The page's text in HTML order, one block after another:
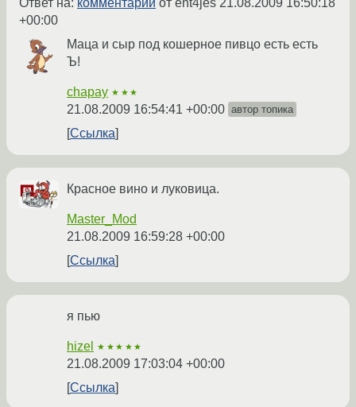
Ответ на: комментарий от ent4jes 21.08.2009 16:50:18
+00:00
Маца и сыр под кошерное пивцо есть есть
Ъ!
chapay ★★★
21.08.2009 16:54:41 +00:00 автор топика
Ссылка
Красное вино и луковица.
Master_Mod
21.08.2009 16:59:28 +00:00
Ссылка
я пью
hizel ★★★★★
21.08.2009 17:03:04 +00:00
Ссылка